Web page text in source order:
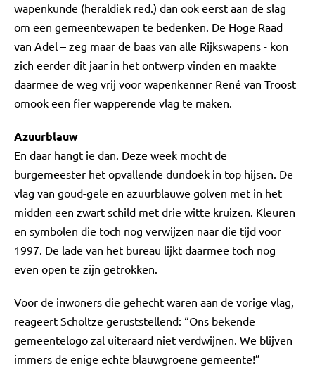
wapenkunde (heraldiek red.) dan ook eerst aan de slag
om een gemeentewapen te bedenken. De Hoge Raad
van Adel – zeg maar de baas van alle Rijkswapens - kon
zich eerder dit jaar in het ontwerp vinden en maakte
daarmee de weg vrij voor wapenkenner René van Troost
omook een fier wapperende vlag te maken.
Azuurblauw
En daar hangt ie dan. Deze week mocht de
burgemeester het opvallende dundoek in top hijsen. De
vlag van goud-gele en azuurblauwe golven met in het
midden een zwart schild met drie witte kruizen. Kleuren
en symbolen die toch nog verwijzen naar die tijd voor
1997. De lade van het bureau lijkt daarmee toch nog
even open te zijn getrokken.
Voor de inwoners die gehecht waren aan de vorige vlag,
reageert Scholtze geruststellend: “Ons bekende
gemeentelogo zal uiteraard niet verdwijnen. We blijven
immers de enige echte blauwgroene gemeente!”